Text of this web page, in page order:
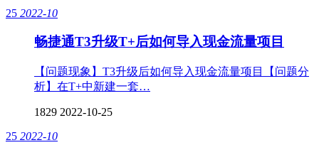
25 2022-10
畅捷通T3升级T+后如何导入现金流量项目
【问题现象】T3升级后如何导入现金流量项目【问题分
析】在T+中新建一套…
1829 2022-10-25
25 2022-10